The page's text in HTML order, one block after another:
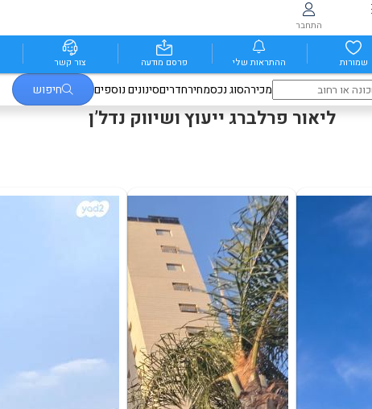
התחבר
שמורות ההתראות שלי פרסם מודעה צור קשר
מכירהסוג נכסמחירחדריםסינונים נוספים חיפוש
ליאור פרלברג ייעוץ ושיווק נדל’ן